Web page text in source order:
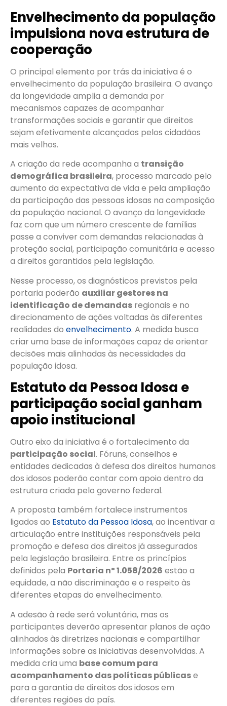
Envelhecimento da população
impulsiona nova estrutura de
cooperação
O principal elemento por trás da iniciativa é o
envelhecimento da população brasileira. O avanço
da longevidade amplia a demanda por
mecanismos capazes de acompanhar
transformações sociais e garantir que direitos
sejam efetivamente alcançados pelos cidadãos
mais velhos.
A criação da rede acompanha a transição
demográfica brasileira, processo marcado pelo
aumento da expectativa de vida e pela ampliação
da participação das pessoas idosas na composição
da população nacional. O avanço da longevidade
faz com que um número crescente de famílias
passe a conviver com demandas relacionadas à
proteção social, participação comunitária e acesso
a direitos garantidos pela legislação.
Nesse processo, os diagnósticos previstos pela
portaria poderão auxiliar gestores na
identificação de demandas regionais e no
direcionamento de ações voltadas às diferentes
realidades do envelhecimento. A medida busca
criar uma base de informações capaz de orientar
decisões mais alinhadas às necessidades da
população idosa.
Estatuto da Pessoa Idosa e
participação social ganham
apoio institucional
Outro eixo da iniciativa é o fortalecimento da
participação social. Fóruns, conselhos e
entidades dedicadas à defesa dos direitos humanos
dos idosos poderão contar com apoio dentro da
estrutura criada pelo governo federal.
A proposta também fortalece instrumentos
ligados ao Estatuto da Pessoa Idosa, ao incentivar a
articulação entre instituições responsáveis pela
promoção e defesa dos direitos já assegurados
pela legislação brasileira. Entre os princípios
definidos pela Portaria nº 1.058/2026 estão a
equidade, a não discriminação e o respeito às
diferentes etapas do envelhecimento.
A adesão à rede será voluntária, mas os
participantes deverão apresentar planos de ação
alinhados às diretrizes nacionais e compartilhar
informações sobre as iniciativas desenvolvidas. A
medida cria uma base comum para
acompanhamento das políticas públicase
para a garantia de direitos dos idosos em
diferentes regiões do país.